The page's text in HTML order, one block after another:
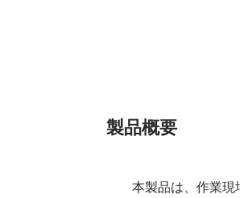
製品概要
本製品は、作業現